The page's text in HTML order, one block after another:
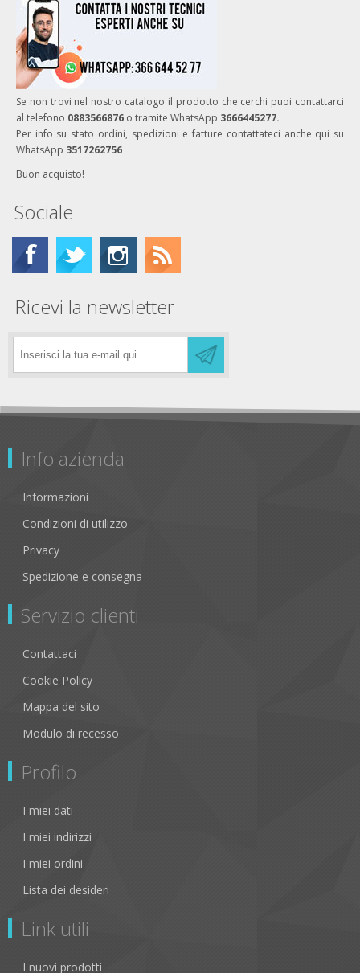
Se non trovi nel nostro catalogo il prodotto che cerchi puoi contattarci
al telefono 0883566876 o tramite WhatsApp 3666445277.
Per info su stato ordini, spedizioni e fatture contattateci anche qui su
WhatsApp 3517262756
Buon acquisto!
Sociale
Ricevi la newsletter
Info azienda
Informazioni
Condizioni di utilizzo
Privacy
Spedizione e consegna
Servizio clienti
Contattaci
Cookie Policy
Mappa del sito
Modulo di recesso
Profilo
I miei dati
I miei indirizzi
I miei ordini
Lista dei desideri
Link utili
I nuovi prodotti